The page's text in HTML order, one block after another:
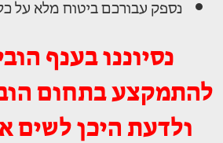
נספק עבורכם ביטוח מלא על
נסיוננו בענף
להתמקצע בתחום
ולדעת היכן לשים